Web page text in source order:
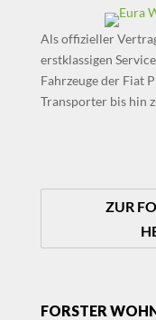
Als offizieller
erstklassigen
Fahrzeuge der Fiat
Transporter bis hin
ZUR
FORSTER